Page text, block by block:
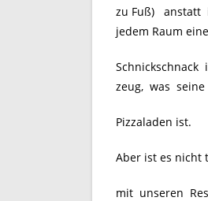
zu Fuß) anstatt
jedem Raum
Schnickschnack
zeug, was
Pizzaladen ist.
Aber ist es nicht
mit unseren